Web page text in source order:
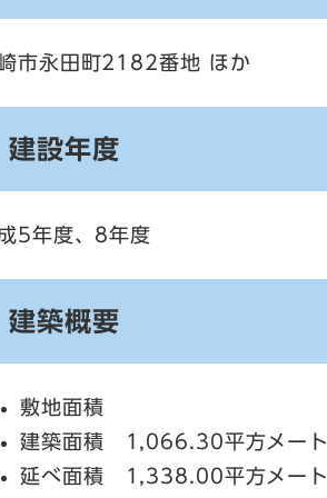
市永田町2182番地 ほか
建設年度
5年度、8年度
建築概要
敷地面積
建築面積 1,066.30平方メー
延べ面積 1,338.00平方メー